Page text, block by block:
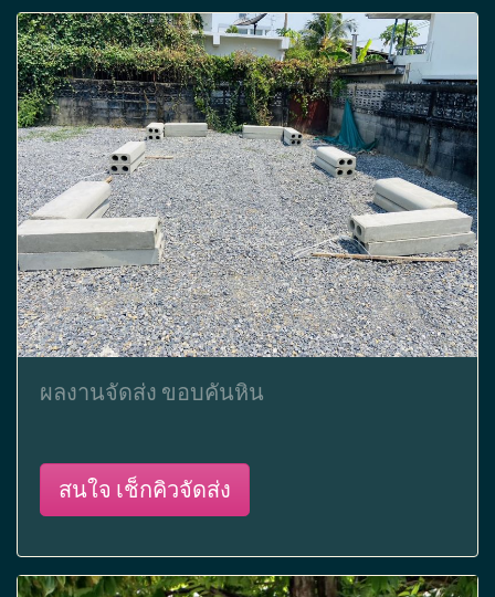
ผลงานจัดส่ง ขอบคันหิน
สนใจ เช็กคิวจัดส่ง